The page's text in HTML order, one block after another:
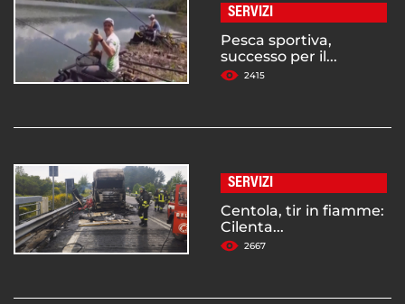
SERVIZI
Pesca sportiva,
successo per il...
2415
SERVIZI
Centola, tir in fiamme:
Cilenta...
2667